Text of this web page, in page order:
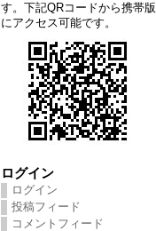
す。下記QRコードから携帯版
にアクセス可能です。
ログイン
ログイン
投稿フィード
コメントフィード